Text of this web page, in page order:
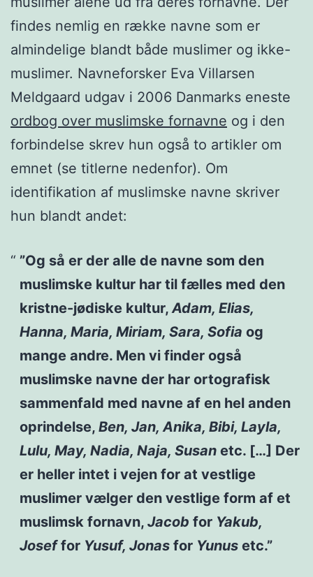
findes nemlig en række navne som er
almindelige blandt både muslimer og ikke-
muslimer. Navneforsker Eva Villarsen
Meldgaard udgav i 2006 Danmarks eneste
ordbog over muslimske fornavne og i den
forbindelse skrev hun også to artikler om
emnet (se titlerne nedenfor). Om
identifikation af muslimske navne skriver
hun blandt andet:
”Og så er der alle de navne som den
muslimske kultur har til fælles med den
kristne-jødiske kultur, Adam, Elias,
Hanna, Maria, Miriam, Sara, Sofia og
mange andre. Men vi finder også
muslimske navne der har ortografisk
sammenfald med navne af en hel anden
oprindelse, Ben, Jan, Anika, Bibi, Layla,
Lulu, May, Nadia, Naja, Susanetc. […] Der
er heller intet i vejen for at vestlige
muslimer vælger den vestlige form af et
muslimsk fornavn, Jacob forYakub,
JosefforYusuf, Jonas forYunusetc.”